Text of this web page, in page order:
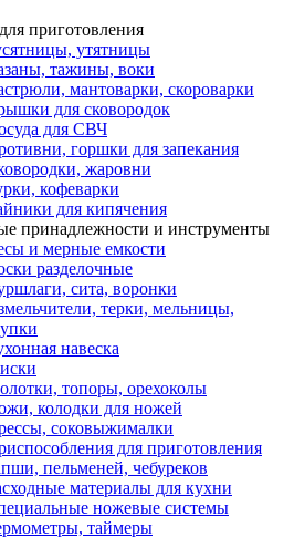
приготовления
утятницы
тажины, воки
мантоварки, скороварки
для сковородок
для СВЧ
горшки для запекания
жаровни
кофеварки
для кипячения
принадлежности и инструменты
и мерные емкости
разделочные
сита, воронки
терки, мельницы,
навеска
топоры, орехоколы
колодки для ножей
соковыжималки
для приготовления
пельменей, чебуреков
материалы для кухни
ножевые системы
таймеры